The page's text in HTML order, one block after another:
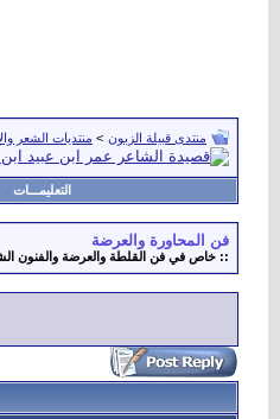
منتدى قبيلة الزبون > منتديات الشعر
التعليمـــات
فن المحاورة والعرضة
:: خاص في فن القلطة والعرضة والفنون